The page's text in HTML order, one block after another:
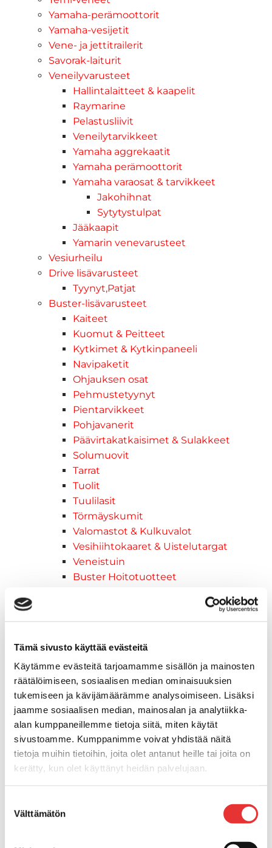
Tämä sivusto käyttää evästeitä
Käytämme evästeitä tarjoamamme sisällön ja mainosten
räätälöimiseen, sosiaalisen median ominaisuuksien
tukemiseen ja kävijämäärämme analysoimiseen. Lisäksi
jaamme sosiaalisen median, mainosalan ja analytiikka-
alan kumppaneillemme tietoja siitä, miten käytät
sivustoamme. Kumppanimme voivat yhdistää näitä
tietoja muihin tietoihin, joita olet antanut heille tai joita on
kerätty, kun olet käyttänyt heidän palvelujaan.
valinta
Välttämätön
Yamaha-perämoottorit
Yamaha-vesijetit
Vene- ja jettitrailerit
Savorak-laiturit
Veneilyvarusteet
Hallintalaitteet & kaapelit
Raymarine
Pelastusliivit
Veneilytarvikkeet
Yamaha aggrekaatit
Yamaha perämoottorit
Yamaha varaosat & tarvikkeet
Jakohihnat
Sytytystulpat
Jääkaapit
Yamarin venevarusteet
Vesiurheilu
Drive lisävarusteet
Tyynyt,Patjat
Buster-lisävarusteet
Kaiteet
Kuomut & Peitteet
Kytkimet & Kytkinpaneeli
Navipaketit
Ohjauksen osat
Pehmustetyynyt
Pientarvikkeet
Pohjavanerit
Päävirtakatkaisimet & Sulakkeet
Solumuovit
Tarrat
Tuolit
Tuulilasit
Törmäyskumit
Valomastot & Kulkuvalot
Vesihiihtokaaret & Uistelutargat
Veneistuin
Buster Hoitotuotteet
Moottorikelkkailu
Ski-Doo -moottorikelkat
Syvä lumi
Crossover
Reitti
Hyötykäyttö
Keskikokoiset
2027 vuoden mallit
Syvä lumi
Crossover
Reitti
Hyötykäyttö